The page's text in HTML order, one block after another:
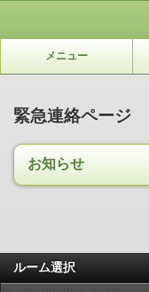
メニュー
緊急連絡ページ
お知らせ
ルーム選択